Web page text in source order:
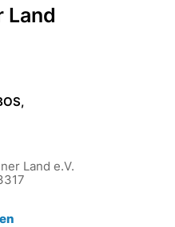
Land
Land e.V.